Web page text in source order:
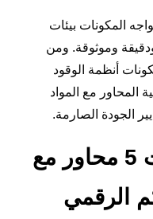
المكونات بيئات
وموثوقة. ومن
أنظمة الوقود
المحاور مع المواد
الجودة الصارمة.
مقارنة المخارط ذات 5 محاور مع
الرقمي